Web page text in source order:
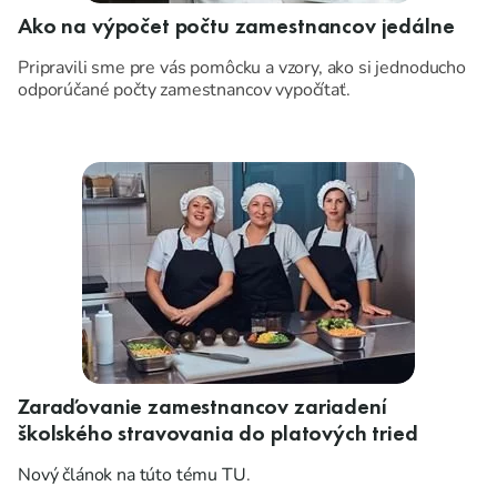
Ako na výpočet počtu zamestnancov jedálne
Pripravili sme pre vás pomôcku a vzory, ako si jednoducho
odporúčané počty zamestnancov vypočítať.
Zaraďovanie zamestnancov zariadení
školského stravovania do platových tried
Nový článok na túto tému TU.